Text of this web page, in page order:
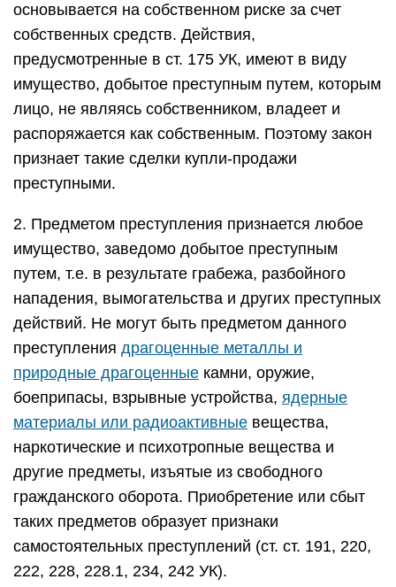
основывается на собственном риске за счет
собственных средств. Действия,
предусмотренные в ст. 175 УК, имеют в виду
имущество, добытое преступным путем, которым
лицо, не являясь собственником, владеет и
распоряжается как собственным. Поэтому закон
признает такие сделки купли-продажи
преступными.
2. Предметом преступления признается любое
имущество, заведомо добытое преступным
путем, т.е. в результате грабежа, разбойного
нападения, вымогательства и других преступных
действий. Не могут быть предметом данного
преступления драгоценные металлы и
природные драгоценные камни, оружие,
боеприпасы, взрывные устройства, ядерные
материалы или радиоактивные вещества,
наркотические и психотропные вещества и
другие предметы, изъятые из свободного
гражданского оборота. Приобретение или сбыт
таких предметов образует признаки
самостоятельных преступлений (ст. ст. 191, 220,
222, 228, 228.1, 234, 242 УК).